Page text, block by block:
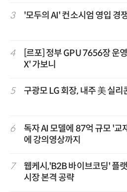
3 '모두의 AI' 컨소시엄 영입 경
4
[르포] 정부 GPU 7656장 운
X' 가보니
5 구광모 LG 회장, 내주 美 실
6
독자 AI 모델에 87억 규모 '
에 강의영상까지
7
웹케시,'B2B 바이브코딩' 플
시장 본격 공략